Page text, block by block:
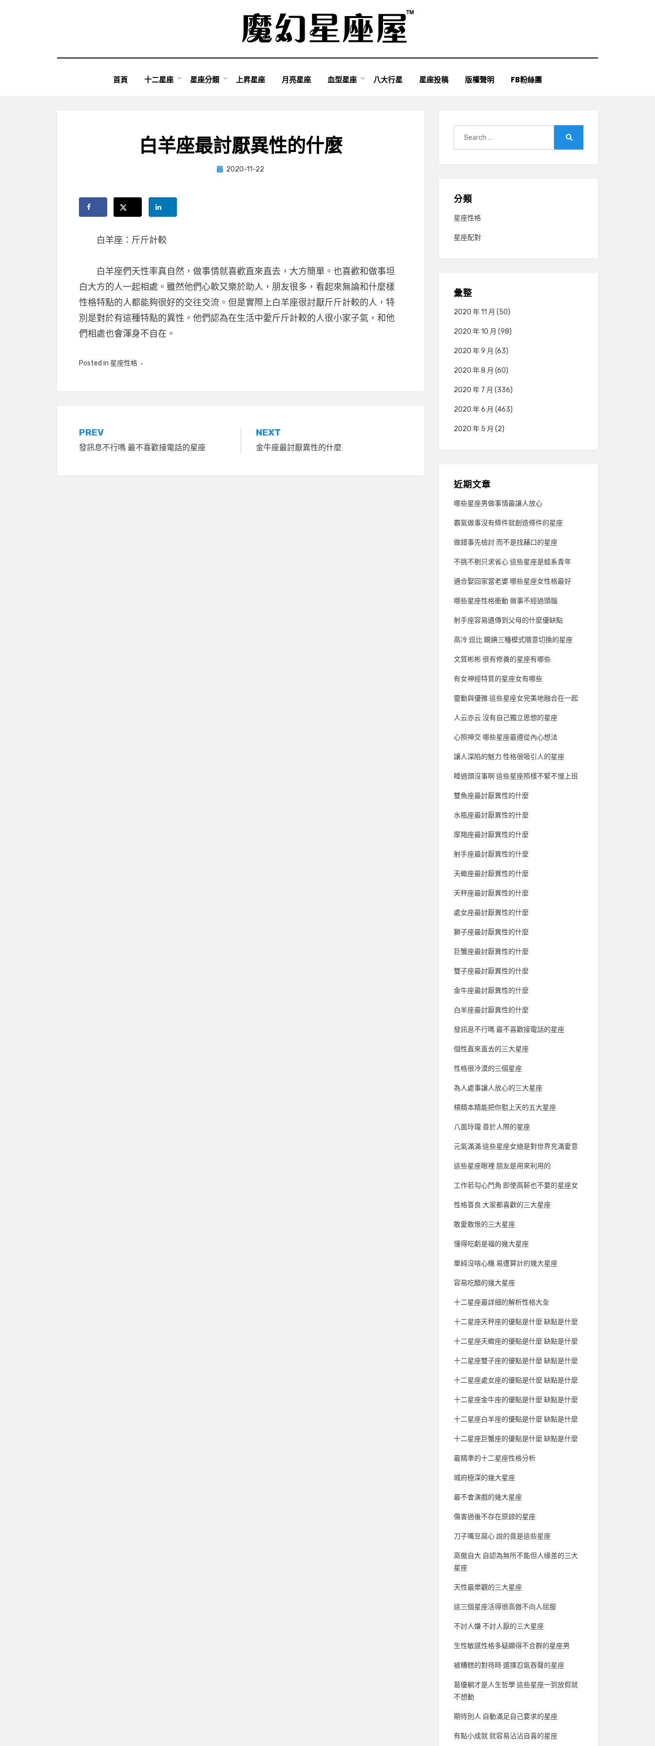
首頁 十二星座 星座分類 上昇星座 月亮星座 血型星座 八大行星 星座投稿 版權聲明 FB粉絲團
白羊座最討厭異性的什麼
by小編
Posted
2020-11-22
白羊座：斤斤計較
白羊座們天性率真自然，做事情就喜歡直來直去，大方簡單。也喜歡和做事坦
白大方的人一起相處。雖然他們心軟又樂於助人，朋友很多，看起來無論和什麼樣
性格特點的人都能夠很好的交往交流。但是實際上白羊座很討厭斤斤計較的人，特
別是對於有這種特點的異性。他們認為在生活中愛斤斤計較的人很小家子氣，和他
們相處也會渾身不自在。
Posted in 星座性格
文
章
PREV
發訊息不行嗎 最不喜歡接電話的星座
NEXT
金牛座最討厭異性的什麼
分類
星座性格
星座配對
彙整
2020 年 11 月 (50)
2020 年 10 月 (98)
2020 年 9 月 (63)
2020 年 8 月 (60)
2020 年 7 月 (336)
2020 年 6 月 (463)
2020 年 5 月 (2)
近期文章
哪些星座男做事情最讓人放心
霸氣做事沒有條件就創造條件的星座
做錯事先檢討 而不是找藉口的星座
不挑不剔只求省心 這些星座是蛙系青年
適合娶回家當老婆 哪些星座女性格最好
哪些星座性格衝動 做事不經過頭腦
射手座容易遺傳到父母的什麼優缺點
高冷 逗比 靦腆三種模式隨意切換的星座
文質彬彬 很有修養的星座有哪些
有女神經特質的星座女有哪些
靈動與優雅 這些星座女完美地融合在一起
人云亦云 沒有自己獨立思想的星座
心照神交 哪些星座最遵從內心想法
讓人深陷的魅力 性格很吸引人的星座
睡過頭沒事啊 這些星座照樣不緊不慢上班
雙魚座最討厭異性的什麼
水瓶座最討厭異性的什麼
摩羯座最討厭異性的什麼
射手座最討厭異性的什麼
天蠍座最討厭異性的什麼
天秤座最討厭異性的什麼
處女座最討厭異性的什麼
獅子座最討厭異性的什麼
巨蟹座最討厭異性的什麼
雙子座最討厭異性的什麼
金牛座最討厭異性的什麼
白羊座最討厭異性的什麼
發訊息不行嗎 最不喜歡接電話的星座
個性直來直去的三大星座
性格很冷漠的三個星座
為人處事讓人放心的三大星座
槓精本精能把你懟上天的五大星座
八面玲瓏 善於人際的星座
元氣滿滿 這些星座女總是對世界充滿愛意
這些星座眼裡 朋友是用來利用的
工作若勾心鬥角 即使高薪也不要的星座女
性格善良 大家都喜歡的三大星座
敢愛敢恨的三大星座
懂得吃虧是福的幾大星座
單純沒啥心機 易遭算計的幾大星座
容易吃醋的幾大星座
十二星座最詳細的解析性格大全
十二星座天秤座的優點是什麼 缺點是什麼
十二星座天蠍座的優點是什麼 缺點是什麼
十二星座雙子座的優點是什麼 缺點是什麼
十二星座處女座的優點是什麼 缺點是什麼
十二星座金牛座的優點是什麼 缺點是什麼
十二星座白羊座的優點是什麼 缺點是什麼
十二星座巨蟹座的優點是什麼 缺點是什麼
最精準的十二星座性格分析
城府極深的幾大星座
最不會演戲的幾大星座
傷害過後不存在原諒的星座
刀子嘴豆腐心 說的竟是這些星座
高傲自大 自認為無所不能但人緣差的三大
星座
天性最樂觀的三大星座
這三個星座活得很高傲不向人屈服
不討人嫌 不討人厭的三大星座
生性敏感性格多疑顯得不合群的星座男
被糟糕的對待時 選擇忍氣吞聲的星座
葛優躺才是人生哲學 這些星座一到放假就
不想動
期待別人 自動滿足自己要求的星座
有點小成就 就容易沾沾自喜的星座